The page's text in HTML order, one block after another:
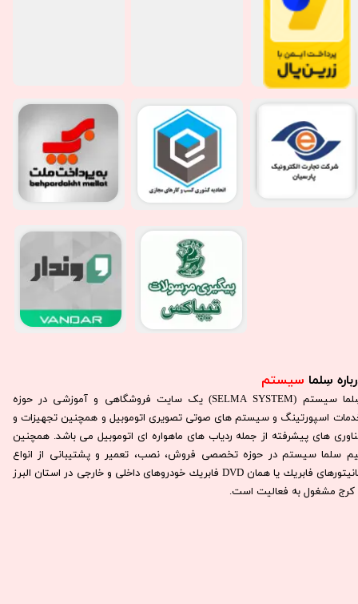
سِلما سیستم​​​​​​​
سِلما سيستم (SELMA SYSTEM) یک سایت فروشگاهی و آموزشی در حوزه
اسپورتینگ و سیستم های صوتی تصویری اتوموبیل و همچنین تجهیزات و
های پیشرفته از جمله ردیاب های ماهواره ای اتوموبیل می باشد. همچنين
سلما سيستم در حوزه تخصصی فروش، نصب، تعمير و پشتيبانی از انواع
مانيتورهای فابريك يا همان DVD فابريك خودروهای داخلی و خارجی در استان البرز
كرج مشغول به فعاليت است.​​​​​​​